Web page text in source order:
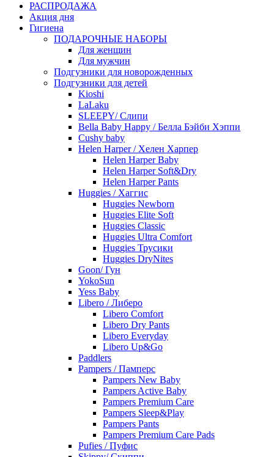
РАСПРОДАЖА
Акция дня
Гигиена
ПОДАРОЧНЫЕ НАБОРЫ
Для женщин
Для мужчин
Подгузники для новорожденных
Подгузники для детей
Kioshi
LaLaku
SLEEPY/ Слипи
Bella Baby Happy / Белла Бэйби Хэппи
Cushy baby
Helen Harper / Хелен Харпер
Helen Harper Baby
Helen Harper Soft&Dry
Helen Harper Pants
Huggies / Хаггис
Huggies Newborn
Huggies Elite Soft
Huggies Classic
Huggies Ultra Comfort
Huggies Трусики
Huggies DryNites
Goon/ Гун
YokoSun
Yess Baby
Libero / Либеро
Libero Comfort
Libero Dry Pants
Libero Everyday
Libero Up&Go
Paddlers
Pampers / Памперс
Pampers New Baby
Pampers Active Baby
Pampers Premium Care
Pampers Sleep&Play
Pampers Pants
Pampers Premium Care Pads
Pufies / Пуфис